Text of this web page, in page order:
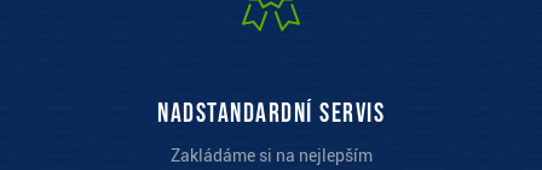
Nadstandardní servis
Zakládáme si na nejlepším